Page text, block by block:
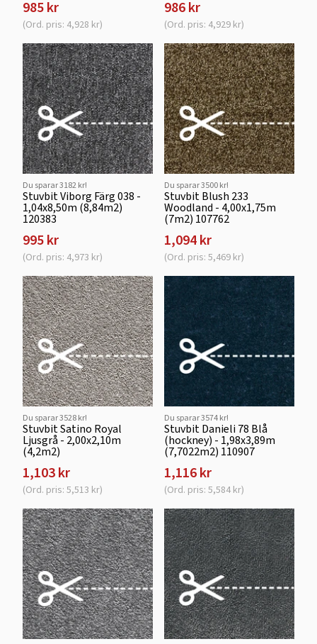
985 kr
(Ord. pris: 4,928 kr)
986 kr
(Ord. pris: 4,929 kr)
Du sparar 3182 kr!
Stuvbit Viborg Färg 038 -
1,04x8,50m (8,84m2)
120383
995 kr
(Ord. pris: 4,973 kr)
Du sparar 3500 kr!
Stuvbit Blush 233
Woodland - 4,00x1,75m
(7m2) 107762
1,094 kr
(Ord. pris: 5,469 kr)
Du sparar 3528 kr!
Stuvbit Satino Royal
Ljusgrå - 2,00x2,10m
(4,2m2)
1,103 kr
(Ord. pris: 5,513 kr)
Du sparar 3574 kr!
Stuvbit Danieli 78 Blå
(hockney) - 1,98x3,89m
(7,7022m2) 110907
1,116 kr
(Ord. pris: 5,584 kr)